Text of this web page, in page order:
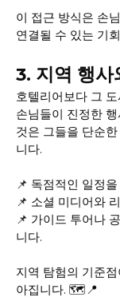
이 접근 방식은 손
연결될 수 있는 기
3. 지역 행사
호텔리어보다 그
손님들이 진정한
것은 그들을 단순
니다.
📌 독점적인 일정
📌 소셜 미디어와
📌 가이드 투어나
니다.
지역 탐험의 기준
아집니다. 🗺️📍